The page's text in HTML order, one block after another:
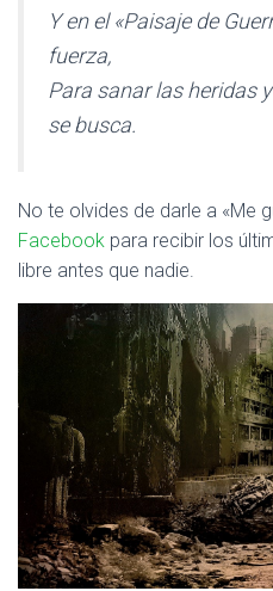
Y en el «Paisaje de
fuerza,
Para sanar las heridas
se busca.
No te olvides de darle a «Me
Facebook para recibir los
libre antes que nadie.